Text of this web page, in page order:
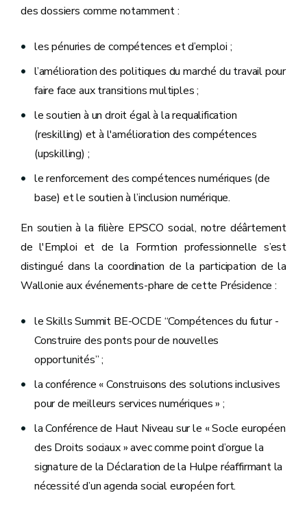
des dossiers comme notamment :
les pénuries de compétences et d’emploi ;
l’amélioration des politiques du marché du travail pour
faire face aux transitions multiples ;
le soutien à un droit égal à la requalification
(reskilling) et à l'amélioration des compétences
(upskilling) ;
le renforcement des compétences numériques (de
base) et le soutien à l’inclusion numérique.
En soutien à la filière EPSCO social, notre déârtement
de l'Emploi et de la Formtion professionnelle s’est
distingué dans la coordination de la participation de la
Wallonie aux événements-phare de cette Présidence :
le Skills Summit BE-OCDE “Compétences du futur -
Construire des ponts pour de nouvelles
opportunités” ;
la conférence « Construisons des solutions inclusives
pour de meilleurs services numériques » ;
la Conférence de Haut Niveau sur le « Socle européen
des Droits sociaux » avec comme point d’orgue la
signature de la Déclaration de la Hulpe réaffirmant la
nécessité d’un agenda social européen fort.